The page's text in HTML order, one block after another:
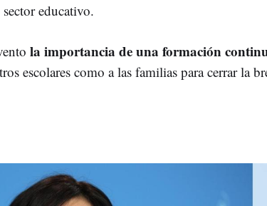
educativo.
la importancia de una formación
escolares como a las familias para cerrar la